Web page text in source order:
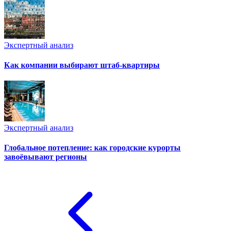
Экспертный анализ
Как компании выбирают штаб-квартиры
Экспертный анализ
Глобальное потепление: как городские курорты
завоёвывают регионы